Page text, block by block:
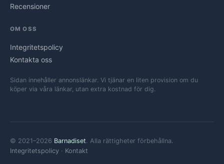
Recensioner
OM OSS
Integritetspolicy
Kontakta oss
Sidan innehåller annonslänkar. Vi tjänar en liten provision om du
köper via våra länkar, utan extra kostnad för dig.
© 2021–2026 Barnadiset. Alla rättigheter förbehållna.
Integritetspolicy · Kontakt